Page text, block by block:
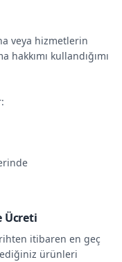
veya hizmetlerin
kullandığımı
Ücreti
itibaren en geç
ürünleri